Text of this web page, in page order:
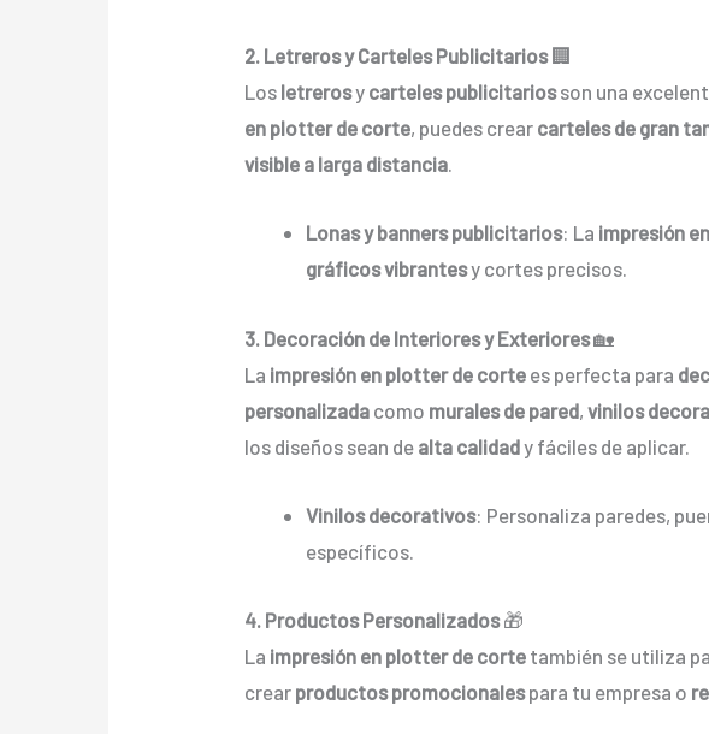
2. Letreros y Carteles Publicitarios🏢
Los letrerosy carteles publicitariosson una
en plotter de corte, puedes crear carteles de gran
visible a larga distancia.
Lonas y banners publicitarios: La impresión
gráficos vibrantesy cortes precisos.
3. Decoración de Interiores y Exteriores🏡
La impresión en plotter de corte es perfecta para
personalizada como murales de pared,vinilos
los diseños sean de alta calidady fáciles de aplicar.
Vinilos decorativos: Personaliza paredes,
específicos.
4. Productos Personalizados🎁
La impresión en plotter de corte también se utiliza
crear productos promocionalespara tu empresa o